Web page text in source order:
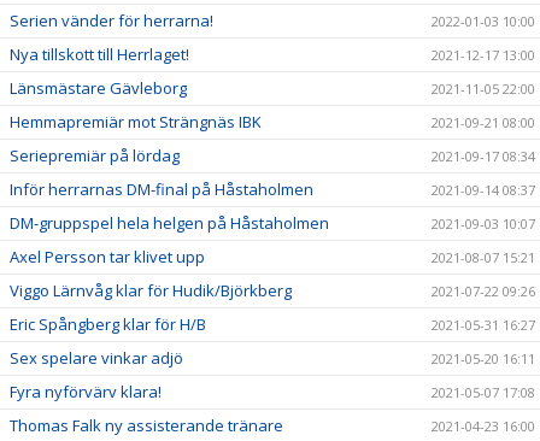
Serien vänder för herrarna! 2022-01-03 10:00
Nya tillskott till Herrlaget! 2021-12-17 13:00
Länsmästare Gävleborg 2021-11-05 22:00
Hemmapremiär mot Strängnäs IBK 2021-09-21 08:00
Seriepremiär på lördag 2021-09-17 08:34
Inför herrarnas DM-final på Håstaholmen 2021-09-14 08:37
DM-gruppspel hela helgen på Håstaholmen 2021-09-03 10:07
Axel Persson tar klivet upp 2021-08-07 15:21
Viggo Lärnvåg klar för Hudik/Björkberg 2021-07-22 09:26
Eric Spångberg klar för H/B 2021-05-31 16:27
Sex spelare vinkar adjö 2021-05-20 16:11
Fyra nyförvärv klara! 2021-05-07 17:08
Thomas Falk ny assisterande tränare 2021-04-23 16:00